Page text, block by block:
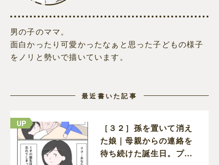
男の子のママ。
面白かったり可愛かったなぁと思った子どもの様子
をノリと勢いで描いています。
最近書いた記事
［３２］孫を置いて消え
た娘｜母親からの連絡を
待ち続けた誕生日。プレ